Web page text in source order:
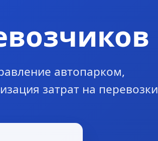
автопарком,
затрат на перевозки